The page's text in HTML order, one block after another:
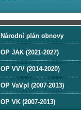
Národní plán obnovy
OP JAK (2021-2027)
OP VVV (2014-2020)
OP VaVpI (2007-2013)
OP VK (2007-2013)